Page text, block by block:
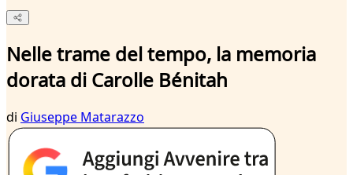
Nelle trame del tempo, la memoria
dorata di Carolle Bénitah
di Giuseppe Matarazzo